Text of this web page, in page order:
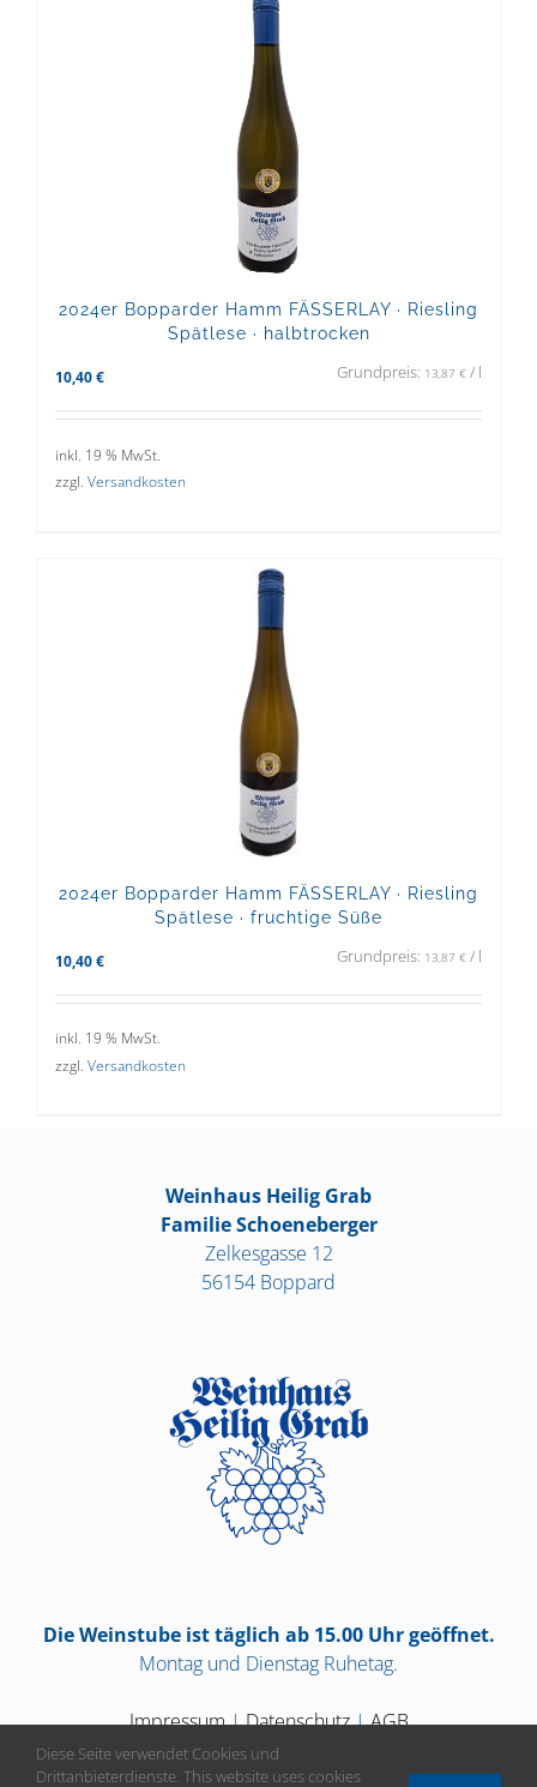
2024er Bopparder Hamm FÄSSERLAY · Riesling
Spätlese · halbtrocken
10,40 € Grundpreis: 13,87 € / l
inkl. 19 % MwSt.
zzgl. Versandkosten
2024er Bopparder Hamm FÄSSERLAY · Riesling
Spätlese · fruchtige Süße
10,40 € Grundpreis: 13,87 € / l
inkl. 19 % MwSt.
zzgl. Versandkosten
Weinhaus Heilig Grab
Familie Schoeneberger
Zelkesgasse 12
56154 Boppard
Die Weinstube ist täglich ab 15.00 Uhr geöffnet.
Montag und Dienstag Ruhetag.
Impressum|Datenschutz|AGB
Diese Seite verwendet Cookies und
Drittanbieterdienste. This website uses cookies